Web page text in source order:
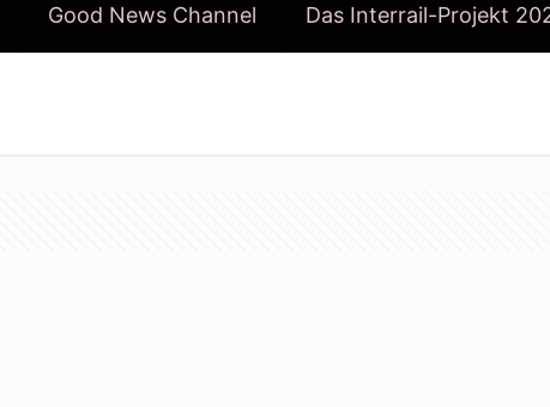
Good News Channel Das Interrail-Projekt